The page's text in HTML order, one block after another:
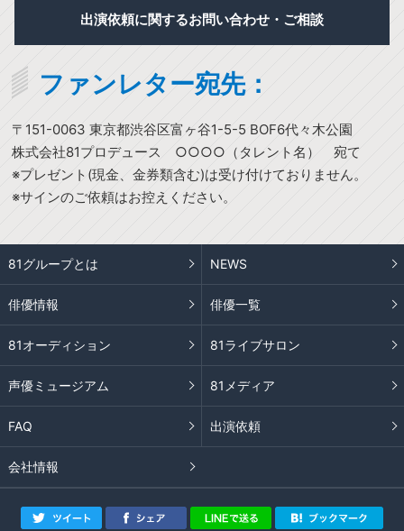
出演依頼に関するお問い合わせ・ご相談
ファンレター宛先：
〒151-0063 東京都渋谷区富ヶ谷1-5-5 BOF6代々木公園
株式会社81プロデュース ○○○○（タレント名） 宛て
※プレゼント(現金、金券類含む)は受け付けておりません。
※サインのご依頼はお控えください。
81グループとは NEWS
俳優情報 俳優一覧
81オーディション 81ライブサロン
声優ミュージアム 81メディア
FAQ 出演依頼
会社情報